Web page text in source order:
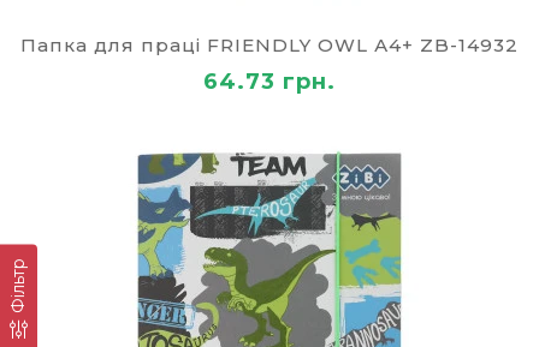
Можна не турбуватися за збереження
щоденника і зошитів – вони завжди
залишаються сухими, чистими.
розташувати все необхідне в одному місці.
А це означає, що предмети не будуть
валятися абиде в портфелі школяра.
Міцність, завдяки ламінованому картону.
Аксесуар виглядає привабливо, його зручно
Легко вміщується в будь-який портфель або
шкільну сумку.
Папка для праці FRIENDLY OWL А4+ ZB-14932
64.73 грн.
Фільтр